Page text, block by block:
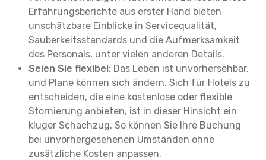
Erfahrungsberichte aus erster Hand bieten
unschätzbare Einblicke in Servicequalität,
Sauberkeitsstandards und die Aufmerksamkeit
des Personals, unter vielen anderen Details.
Seien Sie flexibel: Das Leben ist unvorhersehbar,
und Pläne können sich ändern. Sich für Hotels zu
entscheiden, die eine kostenlose oder flexible
Stornierung anbieten, ist in dieser Hinsicht ein
kluger Schachzug. So können Sie Ihre Buchung
bei unvorhergesehenen Umständen ohne
zusätzliche Kosten anpassen.